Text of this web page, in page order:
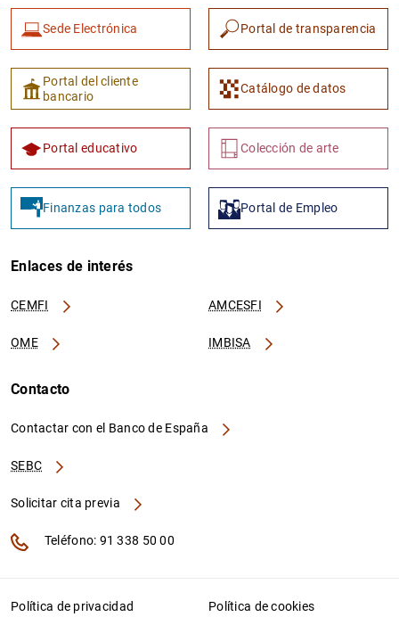
1 2
Sede Electrónica Portal de transparencia
Portal del cliente
bancario
Catálogo de datos
Portal educativo Colección de arte
Finanzas para todos Portal de Empleo
Enlaces de interés
CEMFI AMCESFI
OME IMBISA
Contacto
Contactar con el Banco de España
SEBC
Solicitar cita previa
Teléfono: 91 338 50 00
Política de privacidad Política de cookies